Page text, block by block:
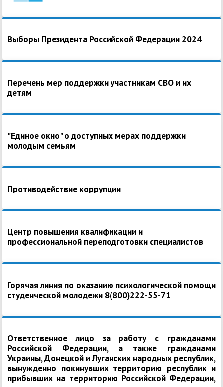
Выборы Президента Российской Федерации 2024
Перечень мер поддержки участникам СВО и их
детям
"Единое окно" о доступных мерах поддержки
молодым семьям
Противодействие коррупции
Центр повышения квалификации и
профессиональной переподготовки специалистов
Горячая линия по оказанию психологической помощи
студенческой молодежи 8(800)222-55-71
Ответственное лицо за работу с гражданами
Российской Федерации, а также гражданами
Украины, Донецкой и Луганских народных республик,
вынужденно покинувших территорию республик и
прибывших на территорию Российской Федерации,